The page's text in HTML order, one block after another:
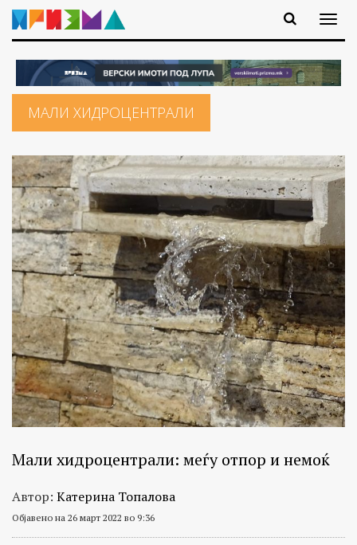
МАЛИ ХИДРОЦЕНТРАЛИ
Мали хидроцентрали: меѓу отпор и немоќ
Автор: Катерина Топалова
Објавено на 26 март 2022 во 9:36